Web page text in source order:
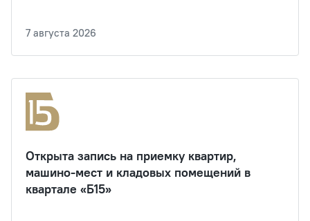
7 августа 2026
Открыта запись на приемку квартир,
машино-мест и кладовых помещений в
квартале «Б15»